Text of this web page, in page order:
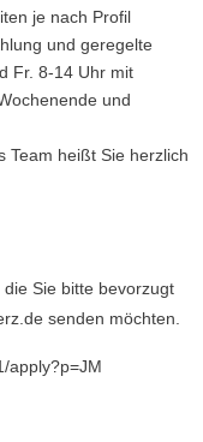
je nach Profil
und geregelte
Fr. 8-14 Uhr mit
und
Team heißt Sie herzlich
Sie bitte bevorzugt
senden möchten.
apply?p=JM